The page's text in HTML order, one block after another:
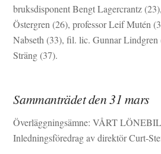
bruksdisponent Bengt Lagercrantz
Östergren (26), professor Leif Mutén
Nabseth (33), fil. lic. Gunnar Lindgren
Sträng (37).
Sammanträdet den 31 mars
Överläggningsämne: VÅRT
Inledningsföredrag av direktör Curt-